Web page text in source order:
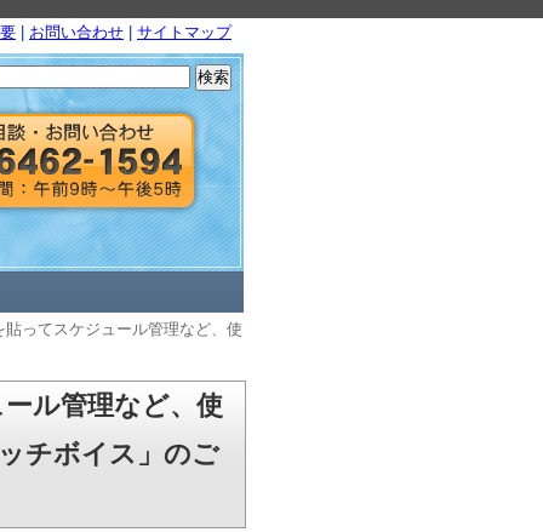
お問い合わせ サイトマップ
:
ってスケジュール管理など、使
ル管理など、使
チボイス」のご